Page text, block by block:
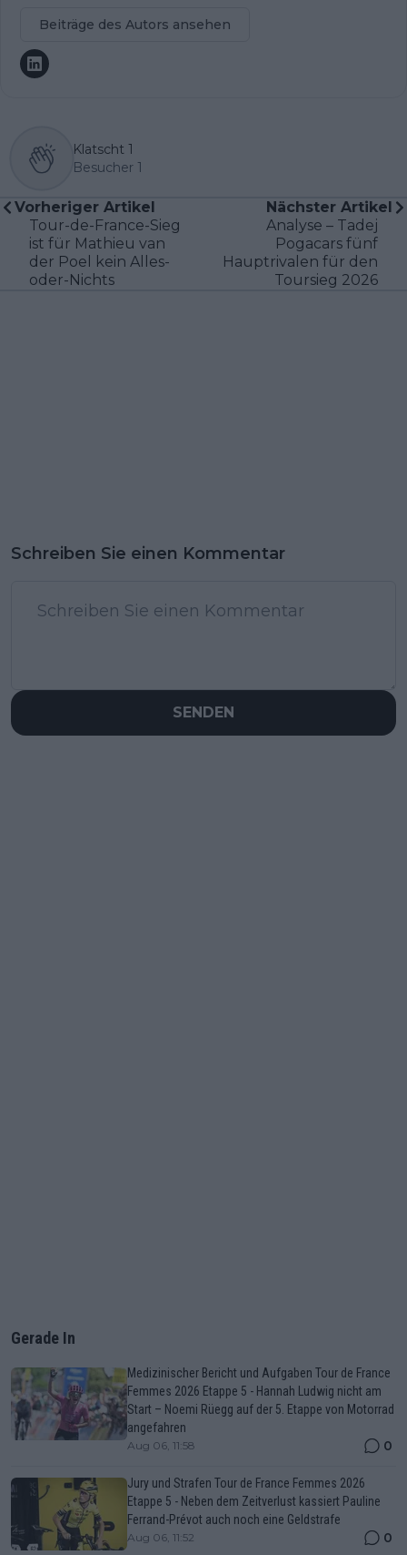
Beiträge des Autors ansehen
Klatscht 1
Besucher 1
Vorheriger Artikel
Tour-de-France-Sieg
ist für Mathieu van
der Poel kein Alles-
oder-Nichts
Nächster Artikel
Analyse – Tadej
Pogacars fünf
Hauptrivalen für den
Toursieg 2026
Schreiben Sie einen Kommentar
SENDEN
Gerade In
Medizinischer Bericht und Aufgaben Tour de France
Femmes 2026 Etappe 5 - Hannah Ludwig nicht am
Start – Noemi Rüegg auf der 5. Etappe von Motorrad
angefahren
Aug 06, 11:58 0
Jury und Strafen Tour de France Femmes 2026
Etappe 5 - Neben dem Zeitverlust kassiert Pauline
Ferrand-Prévot auch noch eine Geldstrafe
Aug 06, 11:52 0